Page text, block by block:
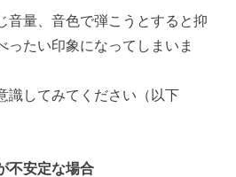
音量、音色で弾こうとすると抑
ったい印象になってしまいま
識してみてください（以下
不安定な場合